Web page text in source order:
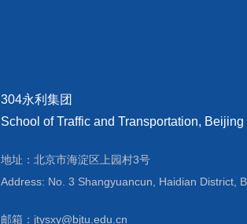
304永利集团
School of Traffic and Transportation,
地址：北京市海淀区上园村3号
Address: No. 3 Shangyuancun, Haidian District,
邮箱：jtysxy@bjtu.edu.cn